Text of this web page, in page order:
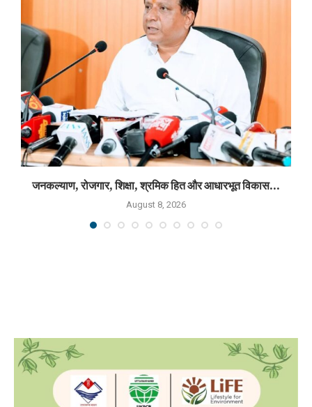
जनकल्याण, रोजगार, शिक्षा, श्रमिक हित और आधारभूत विकास...
August 8, 2026